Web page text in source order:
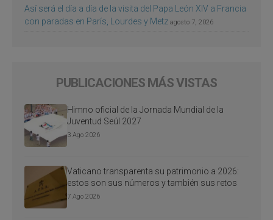
Así será el día a día de la visita del Papa León XIV a Francia
con paradas en París, Lourdes y Metz agosto 7, 2026
PUBLICACIONES MÁS VISTAS
Himno oficial de la Jornada Mundial de la
Juventud Seúl 2027
3 Ago 2026
Vaticano transparenta su patrimonio a 2026:
estos son sus números y también sus retos
7 Ago 2026